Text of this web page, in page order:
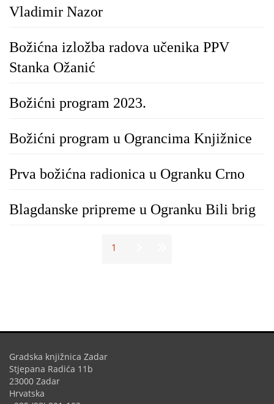
Vladimir Nazor
Božićna izložba radova učenika PPV
Stanka Ožanić
Božićni program 2023.
Božićni program u Ograncima Knjižnice
Prva božićna radionica u Ogranku Crno
Blagdanske pripreme u Ogranku Bili brig
1
Gradska knjižnica Zadar
Stjepana Radića 11b
23000 Zadar
Hrvatska